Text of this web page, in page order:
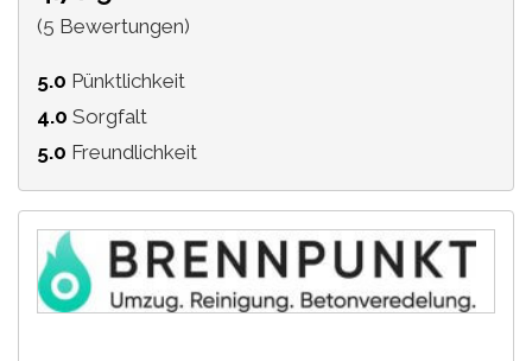
(5 Bewertungen)
5.0 Pünktlichkeit
4.0 Sorgfalt
5.0 Freundlichkeit